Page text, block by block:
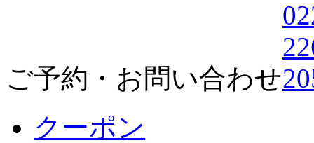
ご予約・お問い合わせ
クーポン